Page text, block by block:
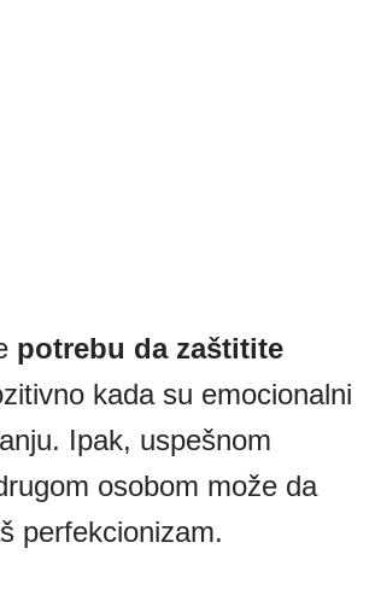
potrebu da zaštitite
kada su emocionalni
Ipak, uspešnom
osobom može da
perfekcionizam.